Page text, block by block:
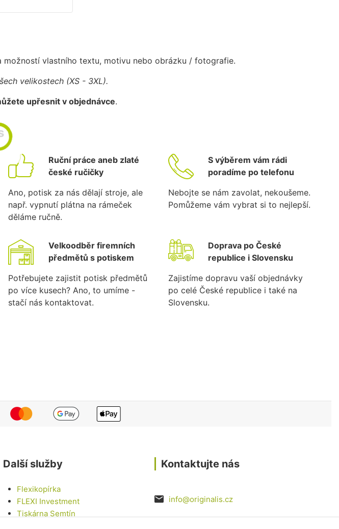
vlastního textu, motivu nebo obrázku / fotografie.
velikostech (XS - 3XL).
upřesnit v objednávce.
Ruční práce aneb zlaté
české ručičky
Ano, potisk za nás dělají stroje, ale
např. vypnutí plátna na rámeček
děláme ručně.
S výběrem vám rádi
poradíme po telefonu
Nebojte se nám zavolat, nekoušeme.
Pomůžeme vám vybrat si to nejlepší.
Velkoodběr firemních
předmětů s potiskem
Potřebujete zajistit potisk předmětů
po více kusech? Ano, to umíme -
stačí nás kontaktovat.
Doprava po České
republice i Slovensku
Zajistíme dopravu vaší objednávky
po celé České republice i také na
Slovensku.
Další služby
Flexikopírka
FLEXI Investment
Tiskárna Semtín
Kontaktujte nás
info@originalis.cz